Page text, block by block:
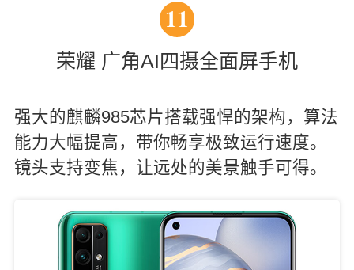
11
荣耀 广角AI四摄全面屏手机
强大的麒麟985芯片搭载强悍的架构，算法
能力大幅提高，带你畅享极致运行速度。
镜头支持变焦，让远处的美景触手可得。